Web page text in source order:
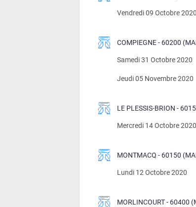
Vendredi 09 Octobre 2020
COMPIEGNE - 60200
Samedi 31 Octobre 2020
Jeudi 05 Novembre 2020
LE PLESSIS-BRION -
Mercredi 14 Octobre 2020
MONTMACQ - 60150
Lundi 12 Octobre 2020
MORLINCOURT - 60400